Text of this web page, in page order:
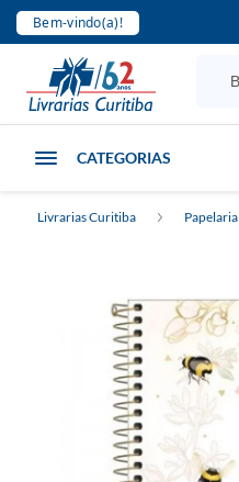
Bem-vindo(a)!
CATEGORIAS
Livrarias Curitiba Papelaria